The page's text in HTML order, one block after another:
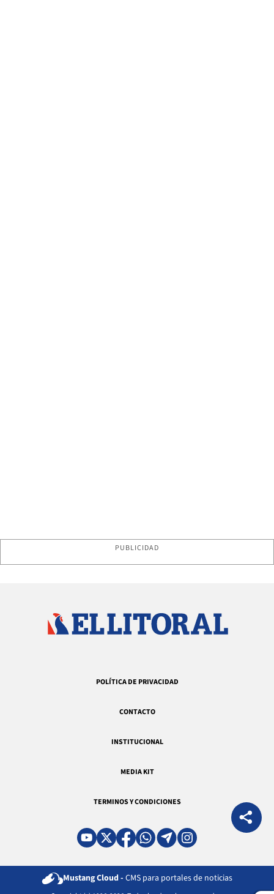
PUBLICIDAD
POLÍTICA DE PRIVACIDAD
CONTACTO
INSTITUCIONAL
MEDIA KIT
TERMINOS Y CONDICIONES
Mustang Cloud - CMS para portales de noticias